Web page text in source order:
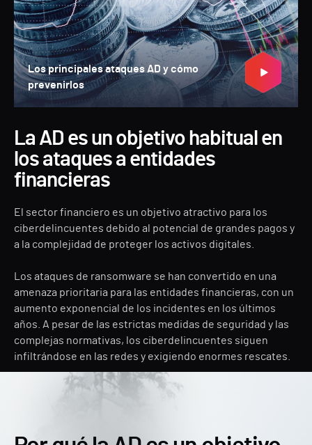
Los principales ataques AD y cómo
prevenirlos
La AD es un objetivo habitual en
los ataques a entidades
financieras
El sector financiero es un objetivo atractivo para los
ciberdelincuentes debido al potencial de grandes pagos y
a la complejidad de proteger los activos digitales.
Los ataques de ransomware se han convertido en una
amenaza prioritaria para las entidades financieras, con un
aumento exponencial de los incidentes en los últimos
años. A pesar de las estrictas medidas de seguridad y las
complejas normativas, los ciberdelincuentes siguen
infiltrándose en las redes y exigiendo enormes rescates.